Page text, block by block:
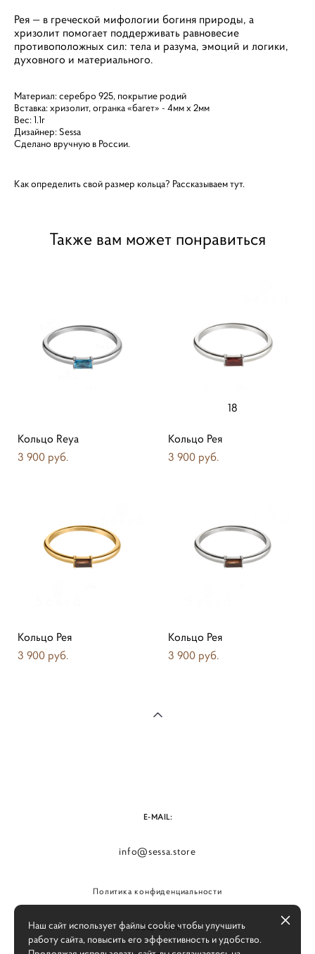
Рея — в греческой мифологии богиня природы, а
хризолит помогает поддерживать равновесие
противоположных сил: тела и разума, эмоций и логики,
духовного и материального.
Материал: серебро 925, покрытие родий
Вставка: хризолит, огранка «багет» - 4мм х 2мм
Вес: 1.1г
Дизайнер: Sessa
Сделано вручную в России.
Как определить свой размер кольца? Рассказываемтут.
Также вам может понравиться
Кольцо Reya
3 900 pуб.
18
Кольцо Рея
3 900 pуб.
Кольцо Рея
3 900 pуб.
Кольцо Рея
3 900 pуб.
E-MAIL:
info@sessa.store
Политика конфиденциальности
СОЦ. СЕТИ:
Наш сайт использует файлы cookie чтобы улучшить
работу сайта, повысить его эффективность и удобство.